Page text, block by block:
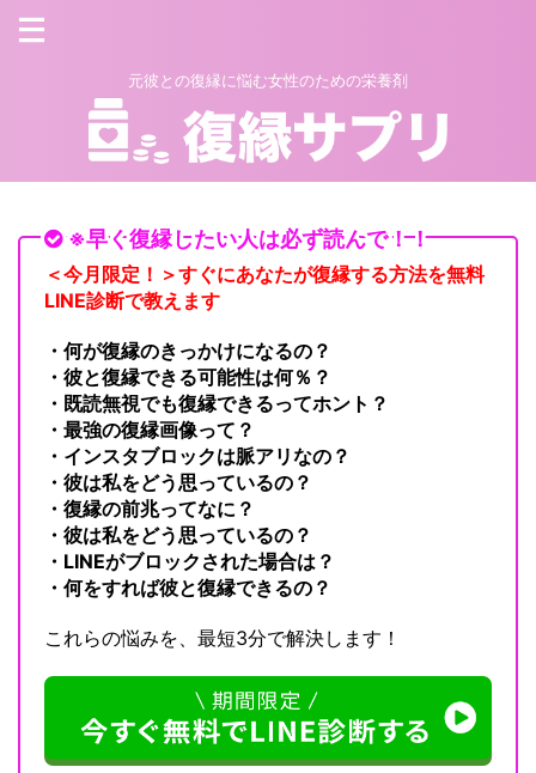
元彼との復縁に悩む女性のための栄養剤
※早く復縁したい人は必ず読んで！！
＜今月限定！＞すぐにあなたが復縁する方法を無料
LINE診断で教えます
・何が復縁のきっかけになるの？
・彼と復縁できる可能性は何％？
・既読無視でも復縁できるってホント？
・最強の復縁画像って？
・インスタブロックは脈アリなの？
・彼は私をどう思っているの？
・復縁の前兆ってなに？
・彼は私をどう思っているの？
・LINEがブロックされた場合は？
・何をすれば彼と復縁できるの？
これらの悩みを、最短3分で解決します！